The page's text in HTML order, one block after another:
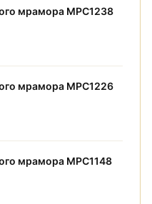
Памятник из серого мрамора МРС1238
Памятник из серого мрамора МРС1226
Памятник из серого мрамора МРС1148